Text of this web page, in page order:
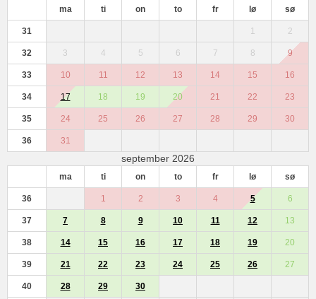
ma ti on to fr lø sø
31 1 2
32 3 4 5 6 7 8 9
33 10 11 12 13 14 15 16
34 17 18 19 20 21 22 23
35 24 25 26 27 28 29 30
36 31
september 2026
ma ti on to fr lø sø
36 1 2 3 4 5 6
37 7 8 9 10 11 12 13
38 14 15 16 17 18 19 20
39 21 22 23 24 25 26 27
40 28 29 30